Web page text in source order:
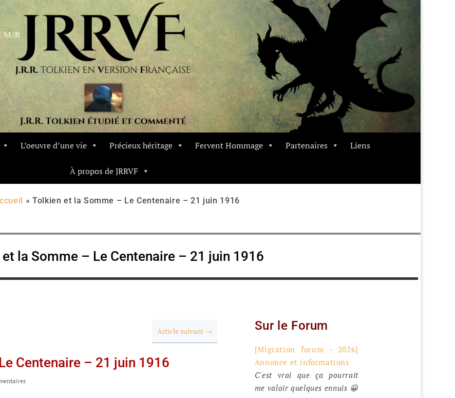
L’oeuvre d’une vie Précieux héritage Fervent Hommage Partenaires Liens
À propos de JRRVF
» Tolkien et la Somme – Le Centenaire – 21 juin 1916
la Somme – Le Centenaire – 21 juin 1916
Article suivant→
Centenaire – 21 juin 1916
Sur le Forum
[Migration forum - 2026]
Annonce et informations
C'est vrai que ça pourrait
me valoir quelques ennuis 😀